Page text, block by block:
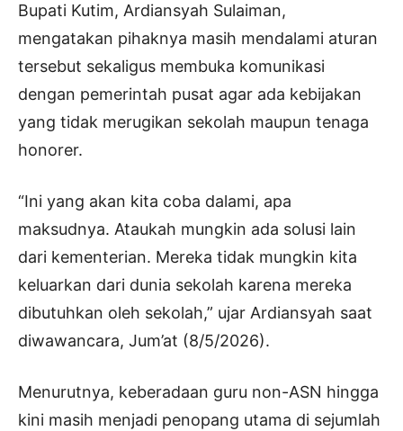
Bupati Kutim, Ardiansyah Sulaiman,
mengatakan pihaknya masih mendalami aturan
tersebut sekaligus membuka komunikasi
dengan pemerintah pusat agar ada kebijakan
yang tidak merugikan sekolah maupun tenaga
honorer.
“Ini yang akan kita coba dalami, apa
maksudnya. Ataukah mungkin ada solusi lain
dari kementerian. Mereka tidak mungkin kita
keluarkan dari dunia sekolah karena mereka
dibutuhkan oleh sekolah,” ujar Ardiansyah saat
diwawancara, Jum’at (8/5/2026).
Menurutnya, keberadaan guru non-ASN hingga
kini masih menjadi penopang utama di sejumlah